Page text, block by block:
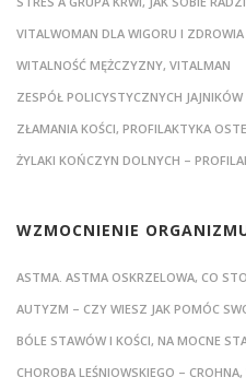
VITALWOMAN DLA WIGORU I
WITALNOŚĆ MĘŻCZYZNY, VITALMAN
ZESPÓŁ POLICYSTYCZNYCH JAJNIKÓW
ZŁAMANIA KOŚCI, PROFILAKTYKA
ŻYLAKI KOŃCZYN DOLNYCH –
WZMOCNIENIE
ASTMA. ASTMA OSKRZELOWA, CO
AUTYZM – CZY WIESZ JAK POMÓC
BÓLE STAWÓW I KOŚCI, NA MOCNE
CHOROBA LEŚNIOWSKIEGO –